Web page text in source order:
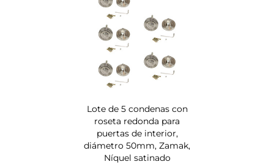
Lote de 5 condenas con
roseta redonda para
puertas de interior,
diámetro 50mm, Zamak,
Níquel satinado